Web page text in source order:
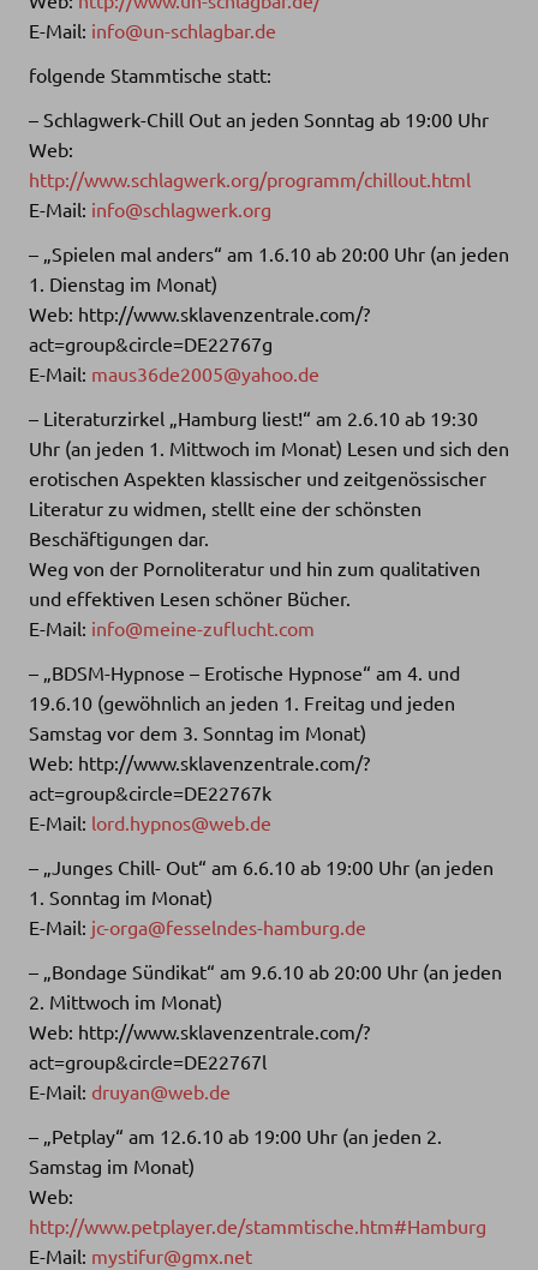
E-Mail: info@un-schlagbar.de
folgende Stammtische statt:
– Schlagwerk-Chill Out an jeden Sonntag ab 19:00 Uhr
Web:
http://www.schlagwerk.org/programm/chillout.html
E-Mail: info@schlagwerk.org
– „Spielen mal anders“ am 1.6.10 ab 20:00 Uhr (an jeden
1. Dienstag im Monat)
Web: http://www.sklavenzentrale.com/?
act=group&circle=DE22767g
E-Mail: maus36de2005@yahoo.de
– Literaturzirkel „Hamburg liest!“ am 2.6.10 ab 19:30
Uhr (an jeden 1. Mittwoch im Monat) Lesen und sich den
erotischen Aspekten klassischer und zeitgenössischer
Literatur zu widmen, stellt eine der schönsten
Beschäftigungen dar.
Weg von der Pornoliteratur und hin zum qualitativen
und effektiven Lesen schöner Bücher.
E-Mail: info@meine-zuflucht.com
– „BDSM-Hypnose – Erotische Hypnose“ am 4. und
19.6.10 (gewöhnlich an jeden 1. Freitag und jeden
Samstag vor dem 3. Sonntag im Monat)
Web: http://www.sklavenzentrale.com/?
act=group&circle=DE22767k
E-Mail: lord.hypnos@web.de
– „Junges Chill- Out“ am 6.6.10 ab 19:00 Uhr (an jeden
1. Sonntag im Monat)
E-Mail: jc-orga@fesselndes-hamburg.de
– „Bondage Sündikat“ am 9.6.10 ab 20:00 Uhr (an jeden
2. Mittwoch im Monat)
Web: http://www.sklavenzentrale.com/?
act=group&circle=DE22767l
E-Mail: druyan@web.de
– „Petplay“ am 12.6.10 ab 19:00 Uhr (an jeden 2.
Samstag im Monat)
Web:
http://www.petplayer.de/stammtische.htm#Hamburg
E-Mail: mystifur@gmx.net